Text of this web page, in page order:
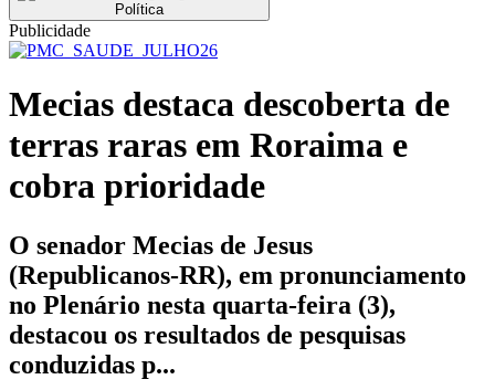
Política
Publicidade
Mecias destaca descoberta de
terras raras em Roraima e
cobra prioridade
O senador Mecias de Jesus
(Republicanos-RR), em pronunciamento
no Plenário nesta quarta-feira (3),
destacou os resultados de pesquisas
conduzidas p...